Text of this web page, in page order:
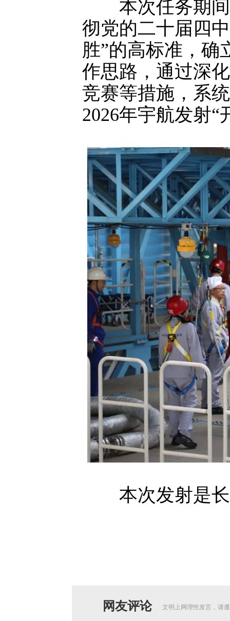
本次任务期间
彻党的二十届四
胜”的高标准，确
作思路，通过深
竞赛等措施，系
2026年宇航发射“
本次发射是长
网友评论 文明上网理性发言，请